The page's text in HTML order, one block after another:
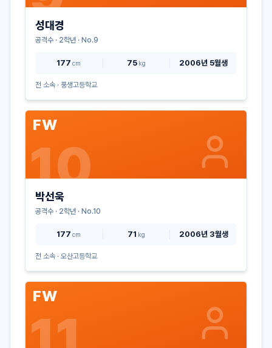
성대경
공격수· 2학년 · No.9
177 cm 75 kg 2006년 5월생
전 소속 · 풍생고등학교
FW
10
박선욱
공격수· 2학년 · No.10
177 cm 71 kg 2006년 3월생
전 소속 · 오산고등학교
FW